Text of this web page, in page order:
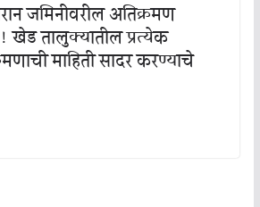
जमिनीवरील अतिक्रमण
खेड तालुक्यातील प्रत्येक
माहिती सादर करण्याचे